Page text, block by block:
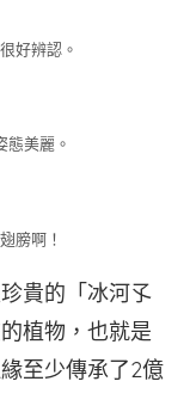
好辨認。
態美麗。
膀啊！
貴的「冰河孓
植物，也就是
至少傳承了2億